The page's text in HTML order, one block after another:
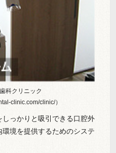
科クリニック
clinic.com/clinic/）
っかりと吸引できる口腔外
境を提供するためのシステ